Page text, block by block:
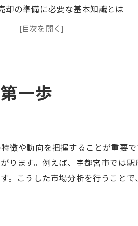
却の準備に必要な基本知識とは
不動産売却で損しないためのコツ
社の選び方と査定依頼のポイント
功へ導く宇都宮市の秘訣
ランキングを活かした会社選び
却を有利に進める交渉のコツ
特有の市場動向を押さえる重要性
一歩
や動向を把握することが重要
ります。例えば、宇都宮市では
こうした市場分析を行うことで